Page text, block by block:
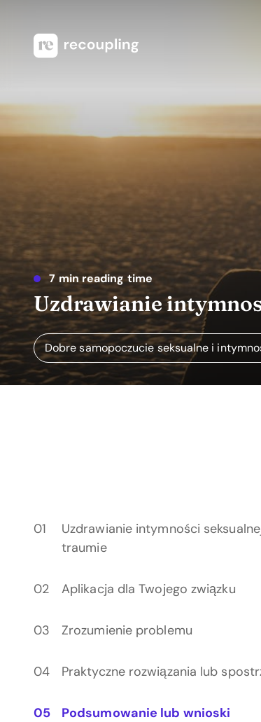
7 min reading time
Uzdrawianie
Dobre samopoczucie seksualne i
Uzdrawianie intymności
traumie
Aplikacja dla Twojego związku
Zrozumienie problemu
Praktyczne rozwiązania lub
Podsumowanie lub wnioski